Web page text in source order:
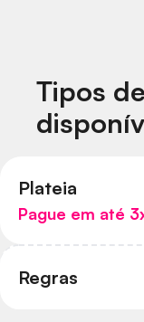
Tipos
Plateia
Pague em até 3
Regras